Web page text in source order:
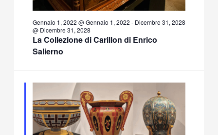
La Collezione di Carillon di Enrico
Salierno
Gennaio 1, 2022 @ Gennaio 1, 2022 - Dicembre 31, 2028
@ Dicembre 31, 2028